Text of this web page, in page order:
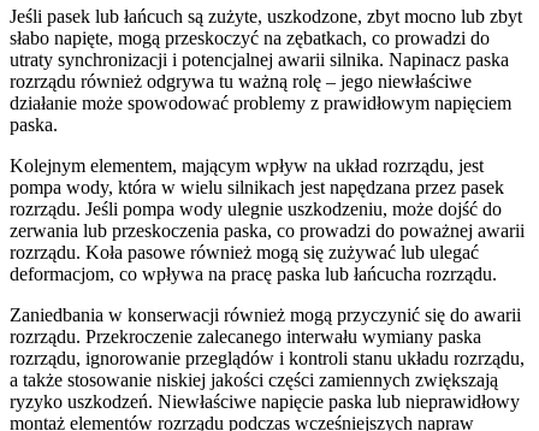
Jeśli pasek lub łańcuch są zużyte, uszkodzone, zbyt mocno lub zbyt
słabo napięte, mogą przeskoczyć na zębatkach, co prowadzi do
utraty synchronizacji i potencjalnej awarii silnika. Napinacz paska
rozrządu również odgrywa tu ważną rolę – jego niewłaściwe
działanie może spowodować problemy z prawidłowym napięciem
paska.
Kolejnym elementem, mającym wpływ na układ rozrządu, jest
pompa wody, która w wielu silnikach jest napędzana przez pasek
rozrządu. Jeśli pompa wody ulegnie uszkodzeniu, może dojść do
zerwania lub przeskoczenia paska, co prowadzi do poważnej awarii
rozrządu. Koła pasowe również mogą się zużywać lub ulegać
deformacjom, co wpływa na pracę paska lub łańcucha rozrządu.
Zaniedbania w konserwacji również mogą przyczynić się do awarii
rozrządu. Przekroczenie zalecanego interwału wymiany paska
rozrządu, ignorowanie przeglądów i kontroli stanu układu rozrządu,
a także stosowanie niskiej jakości części zamiennych zwiększają
ryzyko uszkodzeń. Niewłaściwe napięcie paska lub nieprawidłowy
montaż elementów rozrządu podczas wcześniejszych napraw